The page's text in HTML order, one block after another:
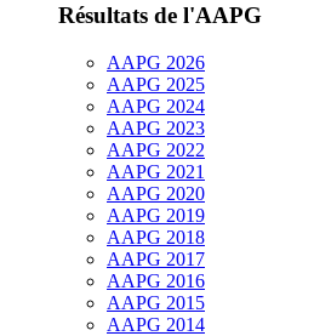
Résultats de l'AAPG
AAPG 2026
AAPG 2025
AAPG 2024
AAPG 2023
AAPG 2022
AAPG 2021
AAPG 2020
AAPG 2019
AAPG 2018
AAPG 2017
AAPG 2016
AAPG 2015
AAPG 2014